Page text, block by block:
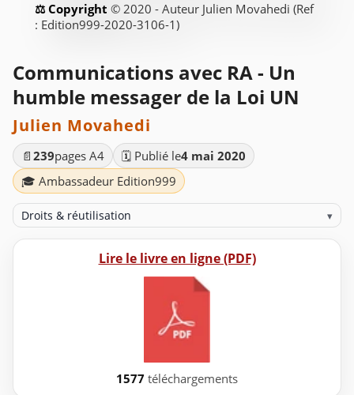
© 2020 - Auteur Julien Movahedi (Ref
: Edition999-2020-3106-1)
Communications avec RA - Un
humble messager de la Loi UN
Julien Movahedi
📄 239pages A4 🗓️ Publié le4 mai 2020
🎓 Ambassadeur Edition999
Droits & réutilisation ▾
Lire le livre en ligne (PDF)
1577 téléchargements